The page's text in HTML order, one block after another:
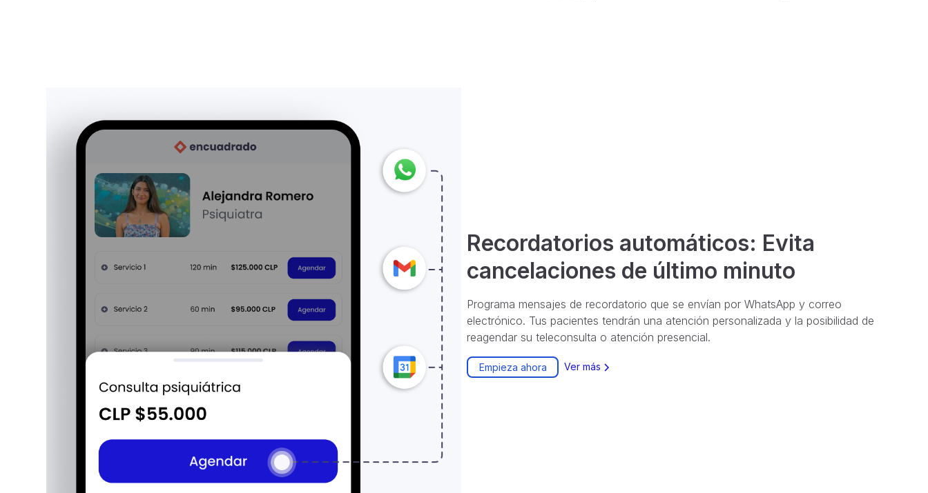
Recordatorios automáticos: Evita
cancelaciones de último minuto
Programa mensajes de recordatorio que se envían por WhatsApp y correo
electrónico. Tus pacientes tendrán una atención personalizada y la posibilidad de
reagendar su teleconsulta o atención presencial.
Empieza ahora Ver más